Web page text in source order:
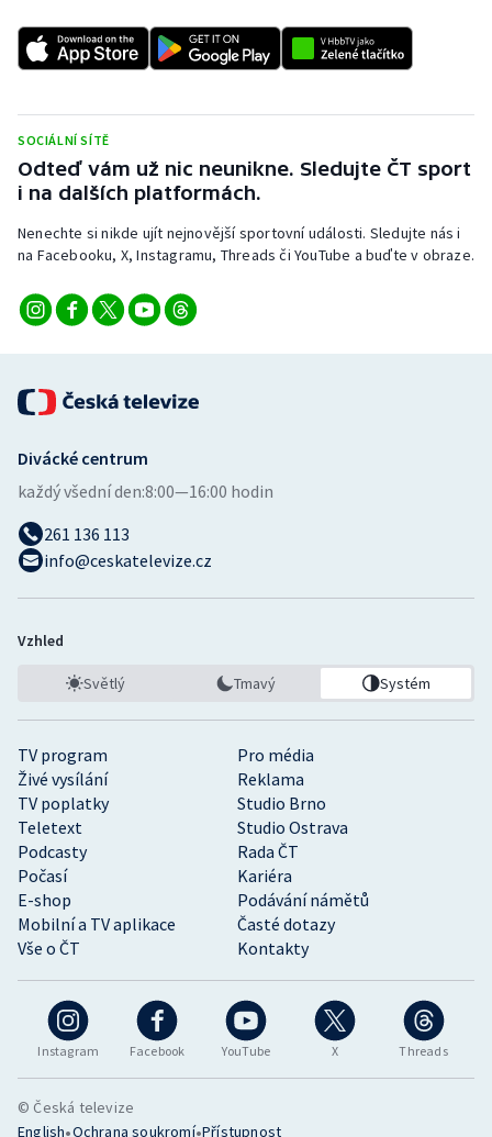
Short track
Sportovní střelba
Stolní tenis
Vodní slalom
SOCIÁLNÍ SÍTĚ
Odteď vám už nic neunikne. Sledujte ČT sport
i na dalších platformách.
Nenechte si nikde ujít nejnovější sportovní události. Sledujte nás i
na Facebooku, X, Instagramu, Threads či YouTube a buďte v obraze.
Instagram Facebook YouTube X Threads
TV program
Pro média
Živé vysílání
Reklama
TV poplatky
Studio Brno
Teletext
Studio Ostrava
Podcasty
Rada ČT
Počasí
Kariéra
E-shop
Podávání námětů
Mobilní a TV aplikace
Časté dotazy
Vše o ČT
Kontakty
Divácké centrum
každý všední den:8:00—16:00 hodin
261 136 113
info@ceskatelevize.cz
Vzhled
Světlý Tmavý Systém
© Česká televize
English•Ochrana soukromí•Přístupnost